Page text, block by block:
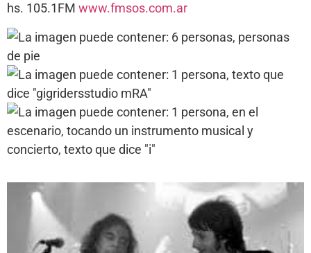
hs. 105.1FM www.fmsos.com.ar